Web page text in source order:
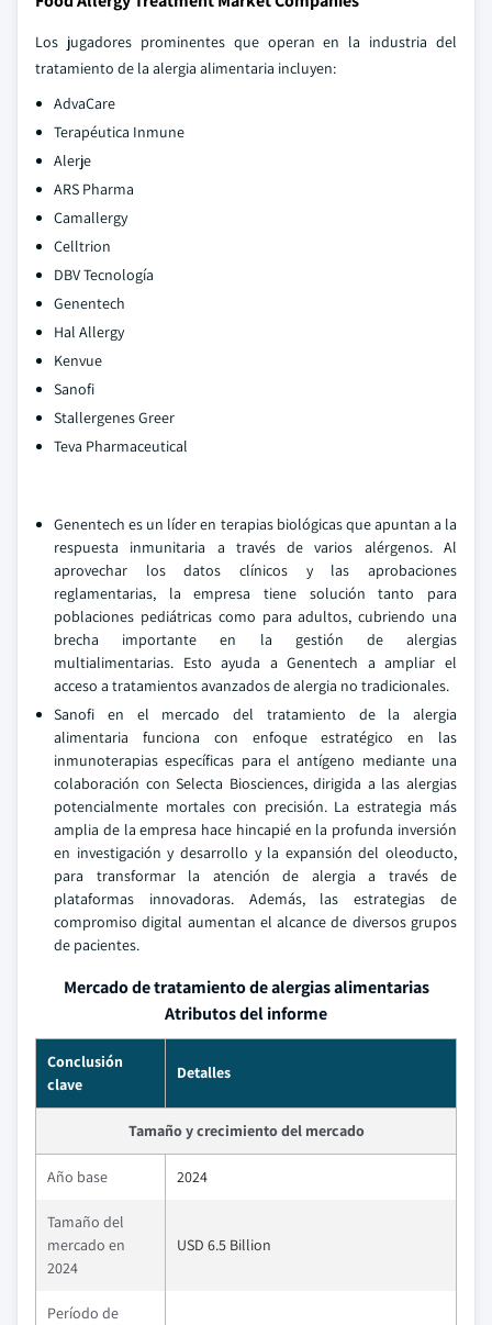
Los jugadores prominentes que operan en la industria del
tratamiento de la alergia alimentaria incluyen:
AdvaCare
Terapéutica Inmune
Alerje
ARS Pharma
Camallergy
Celltrion
DBV Tecnología
Genentech
Hal Allergy
Kenvue
Sanofi
Stallergenes Greer
Teva Pharmaceutical
Genentech es un líder en terapias biológicas que apuntan a la
respuesta inmunitaria a través de varios alérgenos. Al
aprovechar los datos clínicos y las aprobaciones
reglamentarias, la empresa tiene solución tanto para
poblaciones pediátricas como para adultos, cubriendo una
brecha importante en la gestión de alergias
multialimentarias. Esto ayuda a Genentech a ampliar el
acceso a tratamientos avanzados de alergia no tradicionales.
Sanofi en el mercado del tratamiento de la alergia
alimentaria funciona con enfoque estratégico en las
inmunoterapias específicas para el antígeno mediante una
colaboración con Selecta Biosciences, dirigida a las alergias
potencialmente mortales con precisión. La estrategia más
amplia de la empresa hace hincapié en la profunda inversión
en investigación y desarrollo y la expansión del oleoducto,
para transformar la atención de alergia a través de
plataformas innovadoras. Además, las estrategias de
compromiso digital aumentan el alcance de diversos grupos
de pacientes.
Mercado de tratamiento de alergias alimentarias
Atributos del informe
Conclusión
clave
Detalles
Tamaño y crecimiento del mercado
Año base 2024
Tamaño del
mercado en
2024
USD 6.5 Billion
Período de